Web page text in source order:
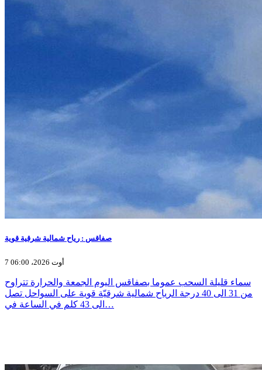
صفاقس : رياح شمالية شرقية قوية
7 أوت 2026، 06:00
سماء قليلة السحب عموما بصفاقس اليوم الجمعة والحرارة تتراوح
من 31 الى 40 درجة الرياح شمالية شرقيّة قوية على السواحل تصل
الى 43 كلم في الساعة في…